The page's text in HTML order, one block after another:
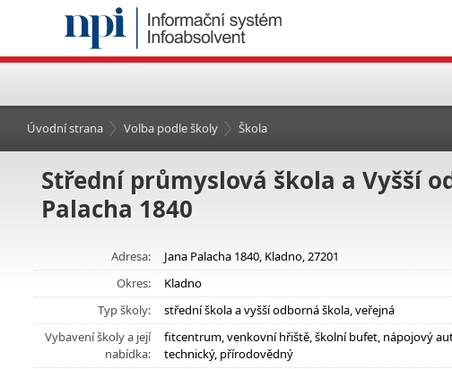
Úvodní strana Volba podle školy Škola
Střední průmyslová škola a Vyšší
Palacha 1840
Adresa:
Jana Palacha 1840, Kladno, 27201
Okres:
Kladno
Typ školy:
střední škola a vyšší odborná škola, veřejná
Vybavení školy a její
nabídka:
fitcentrum, venkovní hřiště, školní bufet, nápojový
technický, přírodovědný